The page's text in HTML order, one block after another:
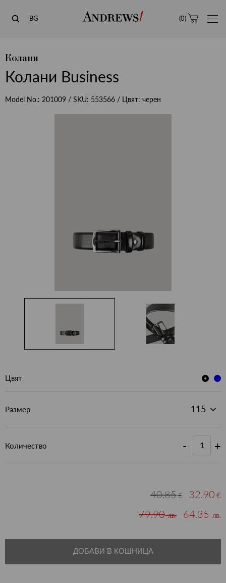
Andrews
BG (0)
Колани
Колани Business
Model No.: 201009 / SKU: 553566 / Цвят: черен
Цвят
Размер
Количество - +
40.85€ 32.90 €
79.90лв. 64.35 лв.
ДОБАВИ В КОШНИЦА